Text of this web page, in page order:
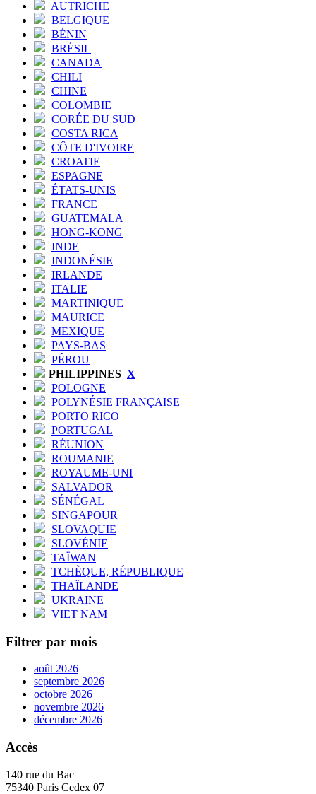
AUTRICHE
BELGIQUE
BÉNIN
BRÉSIL
CANADA
CHILI
CHINE
COLOMBIE
CORÉE DU SUD
COSTA RICA
CÔTE D'IVOIRE
CROATIE
ESPAGNE
ÉTATS-UNIS
FRANCE
GUATEMALA
HONG-KONG
INDE
INDONÉSIE
IRLANDE
ITALIE
MARTINIQUE
MAURICE
MEXIQUE
PAYS-BAS
PÉROU
PHILIPPINES X
POLOGNE
POLYNÉSIE FRANÇAISE
PORTO RICO
PORTUGAL
RÉUNION
ROUMANIE
ROYAUME-UNI
SALVADOR
SÉNÉGAL
SINGAPOUR
SLOVAQUIE
SLOVÉNIE
TAÏWAN
TCHÈQUE, RÉPUBLIQUE
THAÏLANDE
UKRAINE
VIET NAM
Filtrer par mois
août 2026
septembre 2026
octobre 2026
novembre 2026
décembre 2026
Accès
140 rue du Bac
75340 Paris Cedex 07